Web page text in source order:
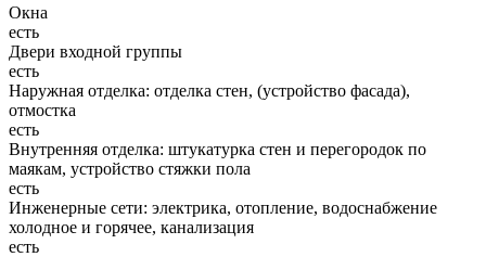
Окна
есть
Двери входной группы
есть
Наружная отделка: отделка стен, (устройство фасада),
отмостка
есть
Внутренняя отделка: штукатурка стен и перегородок по
маякам, устройство стяжки пола
есть
Инженерные сети: электрика, отопление, водоснабжение
холодное и горячее, канализация
есть